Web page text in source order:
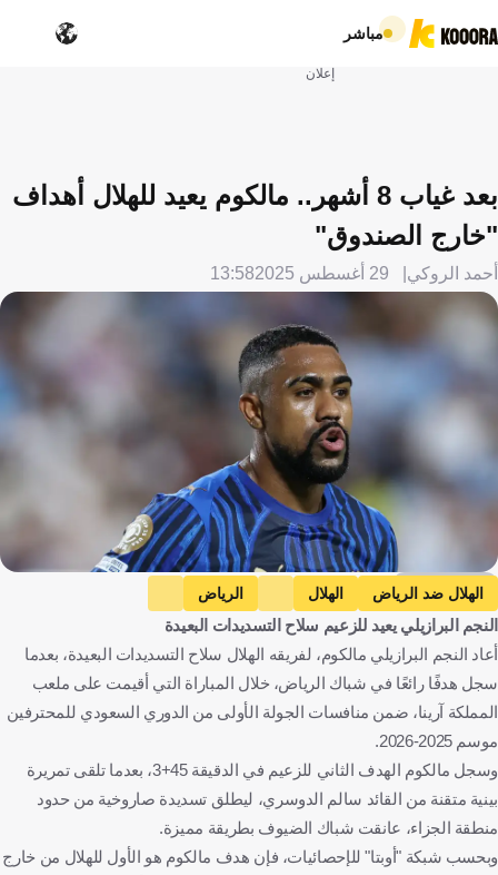
مباشر
إعلان
بعد غياب 8 أشهر.. مالكوم يعيد للهلال أهداف
"خارج الصندوق"
أحمد الروكي 29 أغسطس 2025 13:58
Getty Images
الهلال ضد الرياض الهلال
الرياض
دوري روشن السعودي
المملكة العربية السعودية
النجم البرازيلي يعيد للزعيم سلاح التسديدات البعيدة
أعاد النجم البرازيلي مالكوم، لفريقه الهلال سلاح التسديدات البعيدة، بعدما
سجل هدفًا رائعًا في شباك الرياض، خلال المباراة التي أقيمت على ملعب
المملكة آرينا، ضمن منافسات الجولة الأولى من الدوري السعودي للمحترفين
موسم 2025-2026.
وسجل مالكوم الهدف الثاني للزعيم في الدقيقة 45+3، بعدما تلقى تمريرة
بينية متقنة من القائد سالم الدوسري، ليطلق تسديدة صاروخية من حدود
منطقة الجزاء، عانقت شباك الضيوف بطريقة مميزة.
وبحسب شبكة "أوبتا" للإحصائيات، فإن هدف مالكوم هو الأول للهلال من خارج